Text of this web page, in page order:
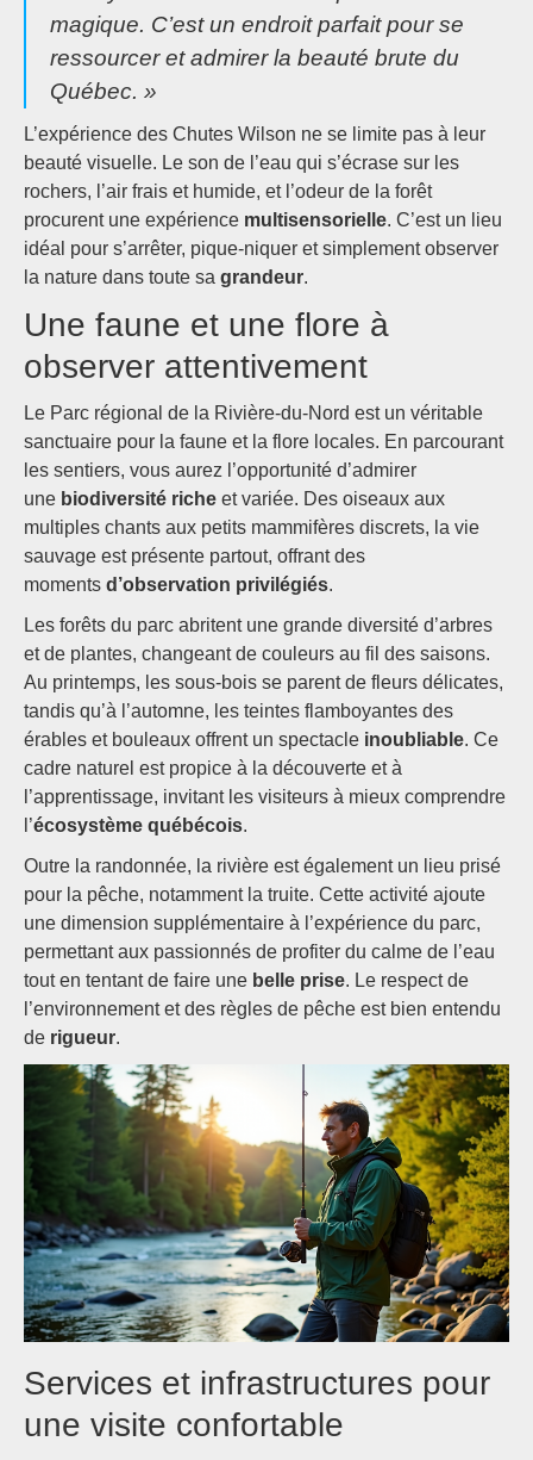
magique. C’est un endroit parfait pour se
ressourcer et admirer la beauté brute du
Québec. »
L’expérience des Chutes Wilson ne se limite pas à leur
beauté visuelle. Le son de l’eau qui s’écrase sur les
rochers, l’air frais et humide, et l’odeur de la forêt
procurent une expérience multisensorielle. C’est un lieu
idéal pour s’arrêter, pique-niquer et simplement observer
la nature dans toute sa grandeur.
Une faune et une flore à
observer attentivement
Le Parc régional de la Rivière-du-Nord est un véritable
sanctuaire pour la faune et la flore locales. En parcourant
les sentiers, vous aurez l’opportunité d’admirer
une biodiversité riche et variée. Des oiseaux aux
multiples chants aux petits mammifères discrets, la vie
sauvage est présente partout, offrant des
moments d’observation privilégiés.
Les forêts du parc abritent une grande diversité d’arbres
et de plantes, changeant de couleurs au fil des saisons.
Au printemps, les sous-bois se parent de fleurs délicates,
tandis qu’à l’automne, les teintes flamboyantes des
érables et bouleaux offrent un spectacle inoubliable. Ce
cadre naturel est propice à la découverte et à
l’apprentissage, invitant les visiteurs à mieux comprendre
l’écosystème québécois.
Outre la randonnée, la rivière est également un lieu prisé
pour la pêche, notamment la truite. Cette activité ajoute
une dimension supplémentaire à l’expérience du parc,
permettant aux passionnés de profiter du calme de l’eau
tout en tentant de faire une belle prise. Le respect de
l’environnement et des règles de pêche est bien entendu
de rigueur.
Services et infrastructures pour
une visite confortable